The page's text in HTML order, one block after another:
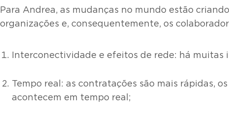
Para Andrea, as mudanças no mundo estão
organizações e, consequentemente, os
Interconectividade e efeitos de rede: há muitas
Tempo real: as contratações são mais rápidas,
acontecem em tempo real;